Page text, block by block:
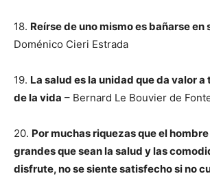
18. Reírse de uno mismo es bañarse en
Doménico Cieri Estrada
19. La salud es la unidad que da valor
de la vida – Bernard Le Bouvier de
20. Por muchas riquezas que el
grandes que sean la salud y las
disfrute, no se siente satisfecho si no